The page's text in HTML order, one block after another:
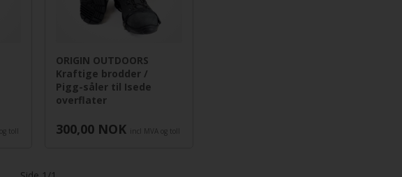
toll
ORIGIN OUTDOORS
Kraftige brodder /
Pigg-såler til Isede
overflater
300,00 NOK incl MVA og toll